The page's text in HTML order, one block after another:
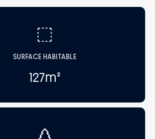
SURFACE HABITABLE
127m²